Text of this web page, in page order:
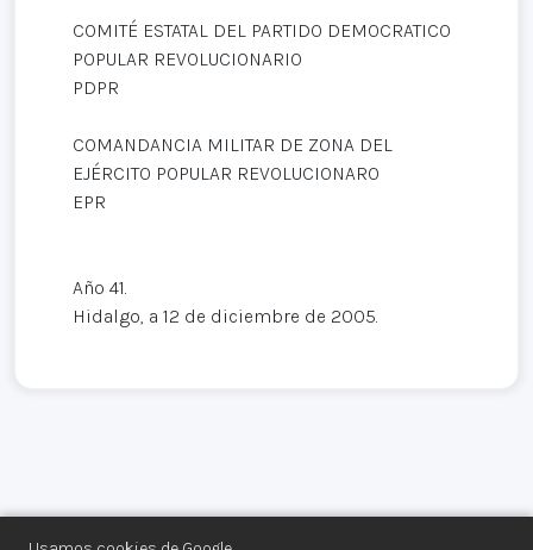
COMITÉ ESTATAL DEL PARTIDO DEMOCRATICO
POPULAR REVOLUCIONARIO
PDPR
COMANDANCIA MILITAR DE ZONA DEL
EJÉRCITO POPULAR REVOLUCIONARO
EPR
Año 41.
Hidalgo, a 12 de diciembre de 2005.